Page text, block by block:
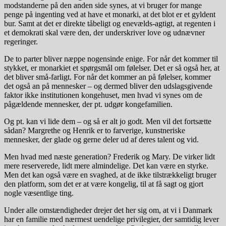
modstanderne på den anden side synes, at vi bruger for mange
penge på ingenting ved at have et monarki, at det blot er et gyldent
bur. Samt at det er direkte tåbeligt og enevælds-agtigt, at regenten i
et demokrati skal være den, der underskriver love og udnævner
regeringer.
De to parter bliver næppe nogensinde enige. For når det kommer til
stykket, er monarkiet et spørgsmål om følelser. Det er så også her, at
det bliver små-farligt. For når det kommer an på følelser, kommer
det også an på mennesker – og dermed bliver den udslagsgivende
faktor ikke institutionen kongehuset, men hvad vi synes om de
pågældende mennesker, der pt. udgør kongefamilien.
Og pt. kan vi lide dem – og så er alt jo godt. Men vil det fortsætte
sådan? Margrethe og Henrik er to farverige, kunstneriske
mennesker, der glade og gerne deler ud af deres talent og vid.
Men hvad med næste generation? Frederik og Mary. De virker lidt
mere reserverede, lidt mere almindelige. Det kan være en styrke.
Men det kan også være en svaghed, at de ikke tilstrækkeligt bruger
den platform, som det er at være kongelig, til at få sagt og gjort
nogle væsentlige ting.
Under alle omstændigheder drejer det her sig om, at vi i Danmark
har en familie med nærmest uendelige privilegier, der samtidig lever